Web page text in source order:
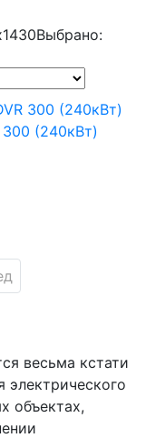
Выбрано:
300 (240кВт)
весьма кстати
электрического
объектах,